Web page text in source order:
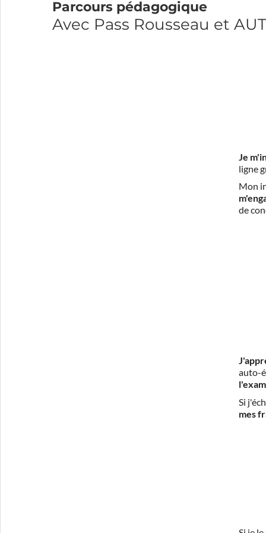
Parcours pédagogique
Avec Pass Rousseau et
Je
ligne
Mon
de
auto-
Si
mes